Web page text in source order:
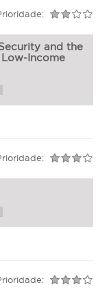
and the
Income